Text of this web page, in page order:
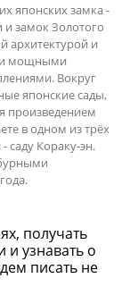
японских замка -
замок Золотого
архитектурой и
мощными
Вокруг
японские сады,
произведением
в одном из трёх
саду Кораку-эн.
получать
и узнавать о
писать не